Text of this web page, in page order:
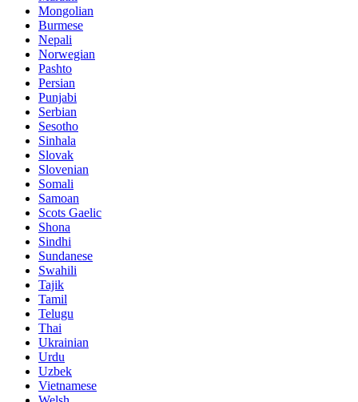
Mongolian
Burmese
Nepali
Norwegian
Pashto
Persian
Punjabi
Serbian
Sesotho
Sinhala
Slovak
Slovenian
Somali
Samoan
Scots Gaelic
Shona
Sindhi
Sundanese
Swahili
Tajik
Tamil
Telugu
Thai
Ukrainian
Urdu
Uzbek
Vietnamese